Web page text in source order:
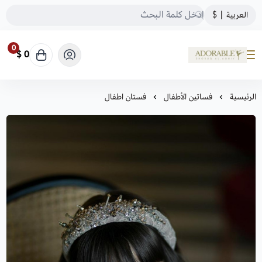
العربية |
$
ADORABLE
0 0 $
الرئيسية فساتين الأطفال فستان اطفال